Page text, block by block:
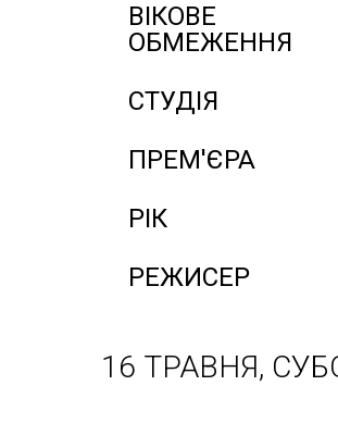
ВІКОВЕ
ОБМЕЖЕННЯ
СТУДІЯ
ПРЕМ'ЄРА
РІК
РЕЖИСЕР
16 ТРАВНЯ,